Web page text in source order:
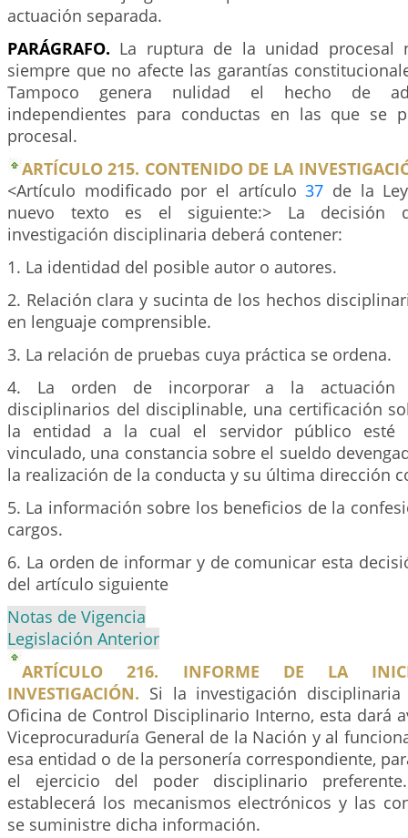
actuación separada.
PARÁGRAFO. La ruptura de la unidad procesal
siempre que no afecte las garantías
Tampoco genera nulidad el hecho de
independientes para conductas en las que se
procesal.
ARTÍCULO 215. CONTENIDO DE LA
<Artículo modificado por el artículo37 de la
nuevo texto es el siguiente:> La decisión
investigación disciplinaria deberá contener:
1. La identidad del posible autor o autores.
2. Relación clara y sucinta de los hechos
en lenguaje comprensible.
3. La relación de pruebas cuya práctica se ordena.
4. La orden de incorporar a la actuación
disciplinarios del disciplinable, una certificación
la entidad a la cual el servidor público esté
vinculado, una constancia sobre el sueldo
la realización de la conducta y su última dirección
5. La información sobre los beneficios de la
cargos.
6. La orden de informar y de comunicar esta
del artículo siguiente
Notas de Vigencia
Legislación Anterior
ARTÍCULO 216. INFORME DE LA
INVESTIGACIÓN. Si la investigación
Oficina de Control Disciplinario Interno, esta dará
Viceprocuraduría General de la Nación y al
esa entidad o de la personería correspondiente,
el ejercicio del poder disciplinario
establecerá los mecanismos electrónicos y las
se suministre dicha información.